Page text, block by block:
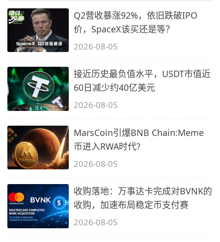
Q2营收暴涨92%，依旧跌破IPO
价，SpaceX该买还是等？
2026-08-05
接近历史最负值水平，USDT市值近
60日减少约40亿美元
2026-08-05
MarsCoin引爆BNB Chain:Meme
币进入RWA时代?
2026-08-05
收购落地：万事达卡完成对BVNK的
收购，加速布局稳定币支付赛
2026-08-05